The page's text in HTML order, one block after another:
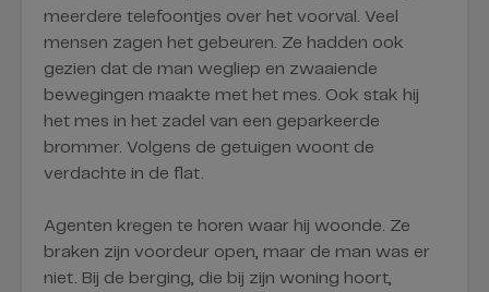
meerdere telefoontjes over het voorval. Veel
mensen zagen het gebeuren. Ze hadden ook
gezien dat de man wegliep en zwaaiende
bewegingen maakte met het mes. Ook stak hij
het mes in het zadel van een geparkeerde
brommer. Volgens de getuigen woont de
verdachte in de flat.
Agenten kregen te horen waar hij woonde. Ze
braken zijn voordeur open, maar de man was er
niet. Bij de berging, die bij zijn woning hoort,